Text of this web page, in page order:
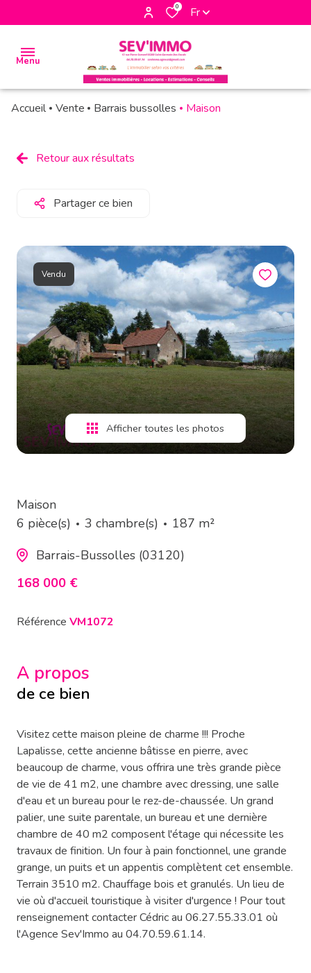
0 Fr
Menu
biens
à la
location
biens
vendus
estimation
alerte
e-
mail
contact
Accueil Vente Barrais bussolles Maison
Retour aux résultats
Partager ce bien
Vendu
Afficher toutes les photos
Maison
6 pièce(s)
3 chambre(s)
187 m²
Barrais-Bussolles (03120)
168 000 €
Référence VM1072
A propos
de ce bien
Visitez cette maison pleine de charme !!! Proche
Lapalisse, cette ancienne bâtisse en pierre, avec
beaucoup de charme, vous offrira une très grande pièce
de vie de 41 m2, une chambre avec dressing, une salle
d'eau et un bureau pour le rez-de-chaussée. Un grand
palier, une suite parentale, un bureau et une dernière
chambre de 40 m2 composent l'étage qui nécessite les
travaux de finition. Un four à pain fonctionnel, une grande
grange, un puits et un appentis complètent cet ensemble.
Terrain 3510 m2. Chauffage bois et granulés. Un lieu de
vie où d'accueil touristique à visiter d'urgence ! Pour tout
renseignement contacter Cédric au 06.27.55.33.01 où
l'Agence Sev'Immo au 04.70.59.61.14.